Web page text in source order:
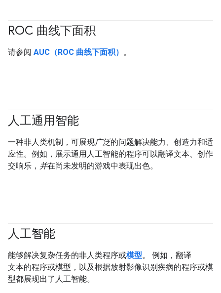
ROC 曲线下面积
请参阅 AUC（ROC 曲线下面积） 。
人工通用智能
一种非人类机制，可展现广泛的问题解决能力、创造力和适
应性。例如，展示通用人工智能的程序可以翻译文本、创作
交响乐， 并在尚未发明的游戏中表现出色。
人工智能
能够解决复杂任务的非人类程序或模型。 例如，翻译
文本的程序或模型，以及根据放射影像识别疾病的程序或模
型都展现出了人工智能。